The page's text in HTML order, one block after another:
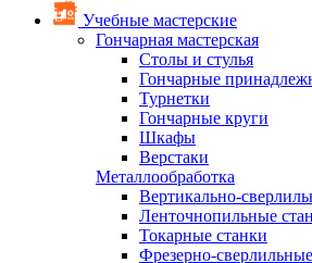
Учебные мастерские
Гончарная мастерская
Столы и стулья
Гончарные
Турнетки
Гончарные круги
Шкафы
Верстаки
Металлообработка
Вертикально-
Ленточнопильные
Токарные станки
Фрезерно-